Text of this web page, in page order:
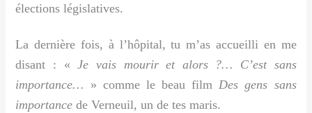
élections législatives.
La dernière fois, à l’hôpital, tu m’as accueilli en me
disant : «Je vais mourir et alors ?… C’est sans
importance… » comme le beau filmDes gens sans
importance de Verneuil, un de tes maris.